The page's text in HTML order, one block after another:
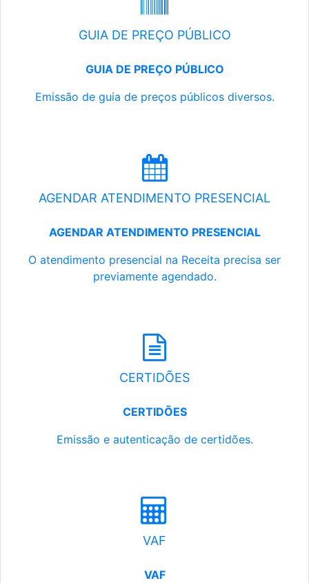
GUIA DE PREÇO PÚBLICO
GUIA DE PREÇO PÚBLICO
Emissão de guia de preços públicos diversos.
AGENDAR ATENDIMENTO PRESENCIAL
AGENDAR ATENDIMENTO PRESENCIAL
O atendimento presencial na Receita precisa ser
previamente agendado.
CERTIDÕES
CERTIDÕES
Emissão e autenticação de certidões.
VAF
VAF